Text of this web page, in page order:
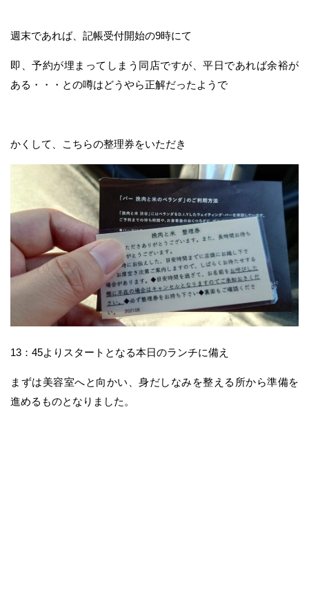
週末であれば、記帳受付開始の9時にて
即、予約が埋まってしまう同店ですが、平日であれば余裕が
ある・・・との噂はどうやら正解だったようで
かくして、こちらの整理券をいただき
13：45よりスタートとなる本日のランチに備え
まずは美容室へと向かい、身だしなみを整える所から準備を
進めるものとなりました。